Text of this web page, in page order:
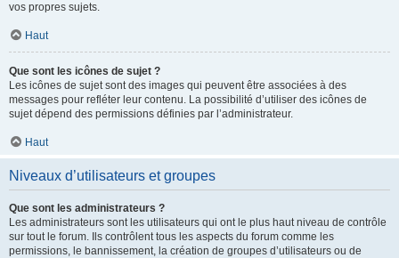
vos propres sujets.
Haut
Que sont les icônes de sujet ?
Les icônes de sujet sont des images qui peuvent être associées à des
messages pour refléter leur contenu. La possibilité d’utiliser des icônes de
sujet dépend des permissions définies par l’administrateur.
Haut
Niveaux d’utilisateurs et groupes
Que sont les administrateurs ?
Les administrateurs sont les utilisateurs qui ont le plus haut niveau de contrôle
sur tout le forum. Ils contrôlent tous les aspects du forum comme les
permissions, le bannissement, la création de groupes d’utilisateurs ou de